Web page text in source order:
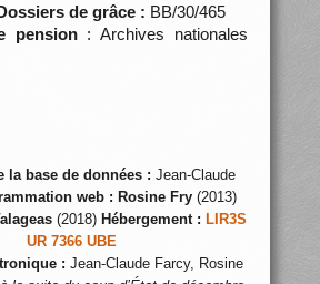
de grâce : BB/30/465
pension: Archives nationales
la base de données : Jean-Claude
web : Rosine Fry(2013)
(2018) Hébergement : LIR3S
UR 7366 UBE
: Jean-Claude Farcy, Rosine